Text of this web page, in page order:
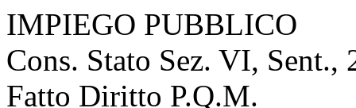
IMPIEGO PUBBLICO
Cons. Stato Sez. VI, Sent.,
Fatto Diritto P.Q.M.